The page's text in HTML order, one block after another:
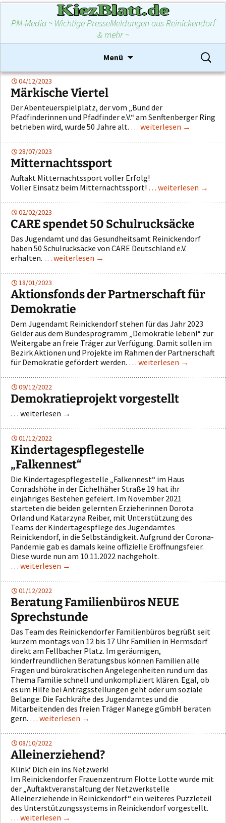
KiezBlatt.de
PM-Media ~ Wichtige PresseMeldungen aus Reinickendorf
& mehr ~
Menü
springen
Suchen
nach:
04/12/2023
Märkische Viertel
Der Abenteuerspielplatz, der vom „Bund der
Pfadfinderinnen und Pfadfinder e.V.“ am Senftenberger Ring
betrieben wird, wurde 50 Jahre alt. … weiterlesen →
28/07/2023
Mitternachtssport
Auftakt Mitternachtssport voller Erfolg!
Voller Einsatz beim Mitternachtssport! … weiterlesen →
02/02/2023
CARE spendet 50 Schulrucksäcke
Das Jugendamt und das Gesundheitsamt Reinickendorf
haben 50 Schulrucksäcke von CARE Deutschland e.V.
erhalten. … weiterlesen →
18/01/2023
Aktionsfonds der Partnerschaft für
Demokratie
Dem Jugendamt Reinickendorf stehen für das Jahr 2023
Gelder aus dem Bundesprogramm „Demokratie leben!“ zur
Weitergabe an freie Träger zur Verfügung. Damit sollen im
Bezirk Aktionen und Projekte im Rahmen der Partnerschaft
für Demokratie gefördert werden. … weiterlesen →
09/12/2022
Demokratieprojekt vorgestellt
… weiterlesen →
01/12/2022
Kindertagespflegestelle
„Falkennest“
Die Kindertagespflegestelle „Falkennest“ im Haus
Conradshöhe in der Eichelhäher Straße 19 hat ihr
einjähriges Bestehen gefeiert. Im November 2021
starteten die beiden gelernten Erzieherinnen Dorota
Orland und Katarzyna Reiber, mit Unterstützung des
Teams der Kindertagespflege des Jugendamtes
Reinickendorf, in die Selbständigkeit. Aufgrund der Corona-
Pandemie gab es damals keine offizielle Eröffnungsfeier.
Diese wurde nun am 10.11.2022 nachgeholt.
… weiterlesen →
01/12/2022
Beratung Familienbüros NEUE
Sprechstunde
Das Team des Reinickendorfer Familienbüros begrüßt seit
kurzem montags von 12 bis 17 Uhr Familien in Hermsdorf
direkt am Fellbacher Platz. Im geräumigen,
kinderfreundlichen Beratungsbus können Familien alle
Fragen und bürokratischen Angelegenheiten rund um das
Thema Familie schnell und unkompliziert klären. Egal, ob
es um Hilfe bei Antragsstellungen geht oder um soziale
Belange: Die Fachkräfte des Jugendamtes und die
Mitarbeitenden des freien Träger Manege gGmbH beraten
gern. … weiterlesen →
08/10/2022
Alleinerziehend?
Klink‘ Dich ein ins Netzwerk!
Im Reinickendorfer Frauenzentrum Flotte Lotte wurde mit
der „Auftaktveranstaltung der Netzwerkstelle
Alleinerziehende in Reinickendorf“ ein weiteres Puzzleteil
des Unterstützungssystems in Reinickendorf vorgestellt.
… weiterlesen →